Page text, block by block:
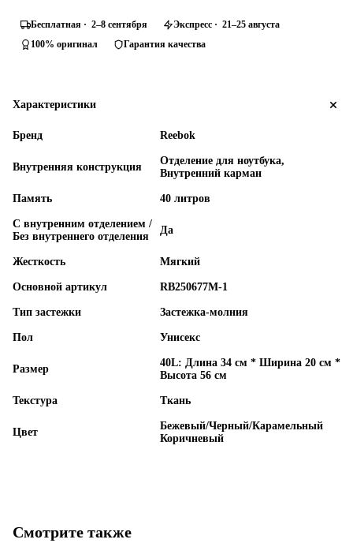
Бесплатная · 2–8 сентября
Экспресс · 21–25 августа
100% оригинал
Гарантия качества
Характеристики
Бренд Reebok
Внутренняя конструкция
Отделение для ноутбука,
Внутренний карман
Память 40 литров
С внутренним отделением /
Без внутреннего отделения
Да
Жесткость Мягкий
Основной артикул RB250677M-1
Тип застежки Застежка-молния
Пол Унисекс
Размер
40L: Длина 34 см * Ширина 20 см *
Высота 56 см
Текстура Ткань
Цвет
Бежевый/Черный/Карамельный
Коричневый
Смотрите также